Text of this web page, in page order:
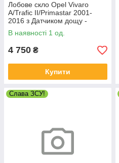
Лобове скло Opel Vivaro
A/Trafic II/Primastar 2001-
2016 з Датчиком дощу -
Опель Віваро
В наявності 1 од.
4 750 ₴
Купити
Слава ЗСУ!